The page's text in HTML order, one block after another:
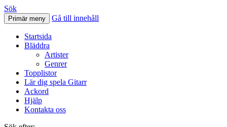
Svenskatabs.se
Sök
Primär meny Gå till innehåll
Startsida
Bläddra
Artister
Genrer
Topplistor
Lär dig spela Gitarr
Ackord
Hjälp
Kontakta oss